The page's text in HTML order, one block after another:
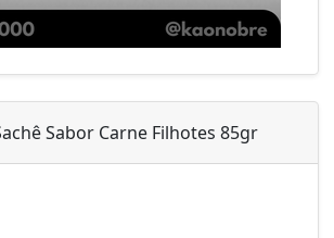
Sabor Carne Filhotes 85gr